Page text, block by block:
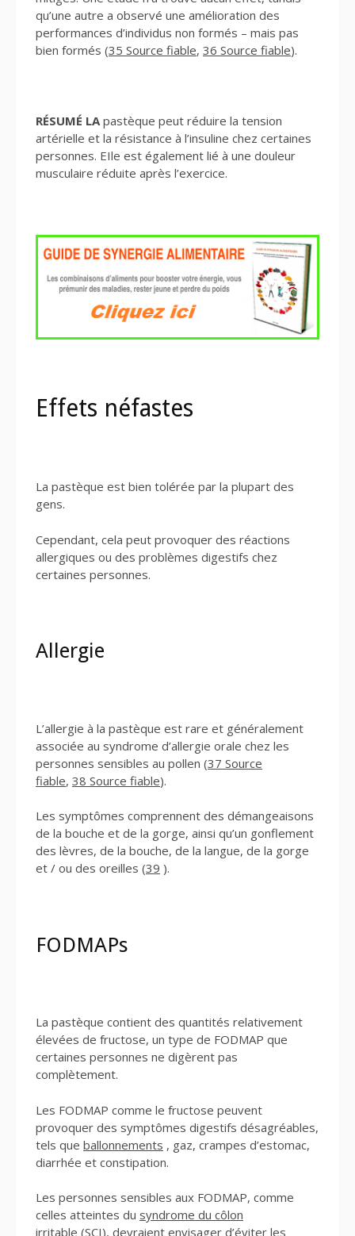
qu’une autre a observé une amélioration des
performances d’individus non formés – mais pas
bien formés (35 Source fiable, 36 Source fiable).
RÉSUMÉ LA pastèque peut réduire la tension
artérielle et la résistance à l’insuline chez certaines
personnes. EIle est également lié à une douleur
musculaire réduite après l’exercice.
Effets néfastes
La pastèque est bien tolérée par la plupart des
gens.
Cependant, cela peut provoquer des réactions
allergiques ou des problèmes digestifs chez
certaines personnes.
Allergie
L’allergie à la pastèque est rare et généralement
associée au syndrome d’allergie orale chez les
personnes sensibles au pollen (37 Source
fiable, 38 Source fiable).
Les symptômes comprennent des démangeaisons
de la bouche et de la gorge, ainsi qu’un gonflement
des lèvres, de la bouche, de la langue, de la gorge
et / ou des oreilles (39 ).
FODMAPs
La pastèque contient des quantités relativement
élevées de fructose, un type de FODMAP que
certaines personnes ne digèrent pas
complètement.
Les FODMAP comme le fructose peuvent
provoquer des symptômes digestifs désagréables,
tels que ballonnements , gaz, crampes d’estomac,
diarrhée et constipation.
Les personnes sensibles aux FODMAP, comme
celles atteintes du syndrome du côlon
irritable (SCI), devraient envisager d’éviter les